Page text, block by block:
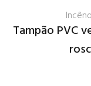
Tampão PVC